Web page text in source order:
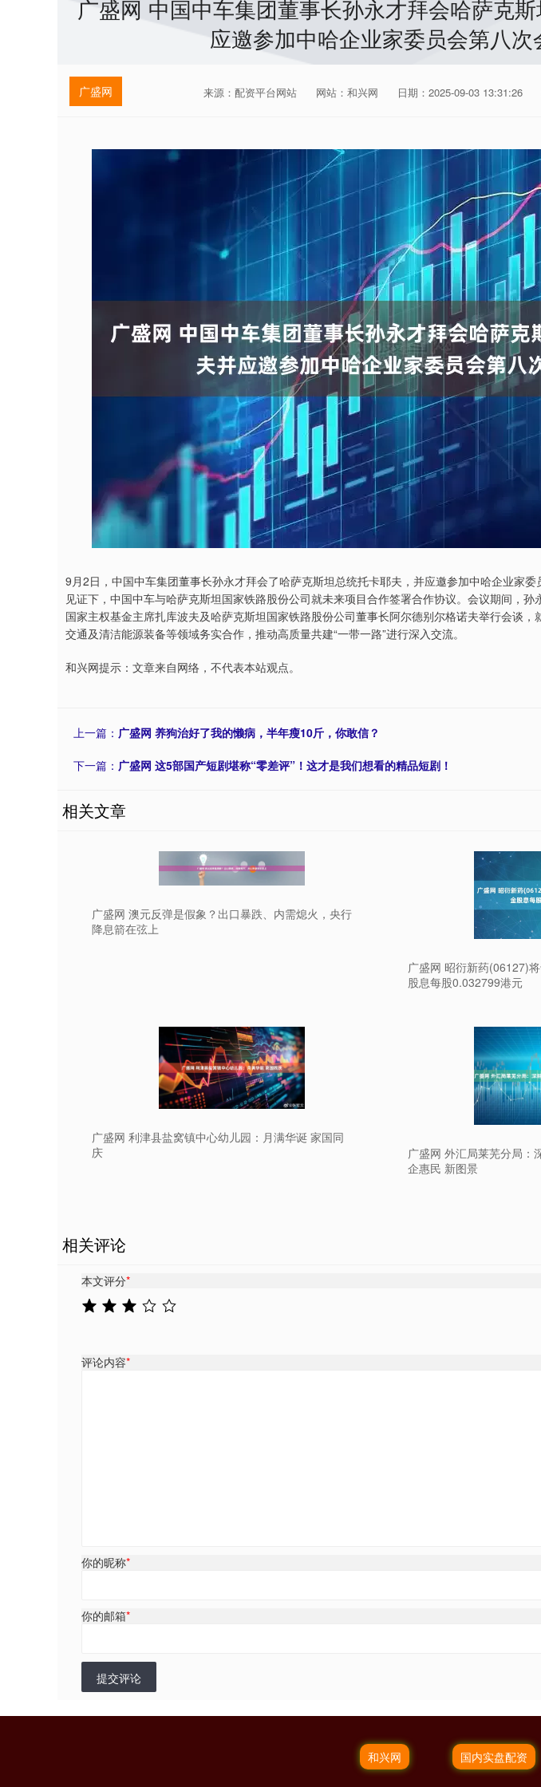
广盛网 中国中车集团董事长孙永才拜会哈萨克
应邀参加中哈企业家委员会第八次
广盛网 来源：配资平台网站 网站：和兴网 日期：2025-09-03 13:31:26
9月2日，中国中车集团董事长孙永才拜会了哈萨克斯坦总统托卡耶夫，并应邀参加中哈企业家
见证下，中国中车与哈萨克斯坦国家铁路股份公司就未来项目合作签署合作协议。会议期间，
国家主权基金主席扎库波夫及哈萨克斯坦国家铁路股份公司董事长阿尔德别尔格诺夫举行会谈
交通及清洁能源装备等领域务实合作，推动高质量共建“一带一路”进行深入交流。
和兴网提示：文章来自网络，不代表本站观点。
上一篇： 广盛网 养狗治好了我的懒病，半年瘦10斤，你敢信？
下一篇： 广盛网 这5部国产短剧堪称“零差评”！这才是我们想看的精品短剧！
相关文章
广盛网 澳元反弹是假象？出口暴跌、内需熄火，央行
降息箭在弦上
广盛网 昭衍新药(06127)
股息每股0.032799港元
广盛网 利津县盐窝镇中心幼儿园：月满华诞 家国同
庆
广盛网 外汇局莱芜分局：
企惠民 新图景
相关评论
本文评分*
评论内容*
你的昵称*
你的邮箱*
提交评论
和兴网 国内实盘配资